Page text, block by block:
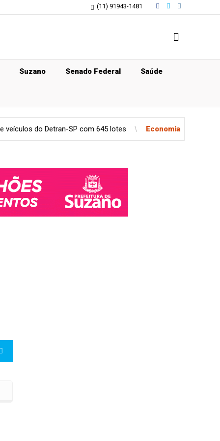
(11) 91943-1481
Suzano Senado Federal Saúde
do Detran-SP com 645 lotes Economia Ecora e BeZero
públicos